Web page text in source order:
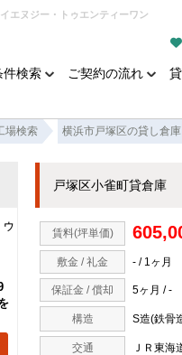
エヌジー・トゥエンティーワン
件検索 ご契約の流れ
場検索 横浜市戸塚区の貸し倉
戸塚区小雀町貸倉
賃料(坪単価)
敷金 / 礼金 - / 1ヶ月
保証金 / 償却 5ヶ月 / -
構造 S造(鉄骨
交通 ＪＲ東